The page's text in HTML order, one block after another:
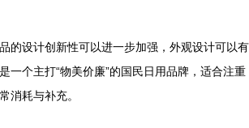
的设计创新性可以进一步加强，外观设计可以有
一个主打“物美价廉”的国民日用品牌，适合注重
消耗与补充。